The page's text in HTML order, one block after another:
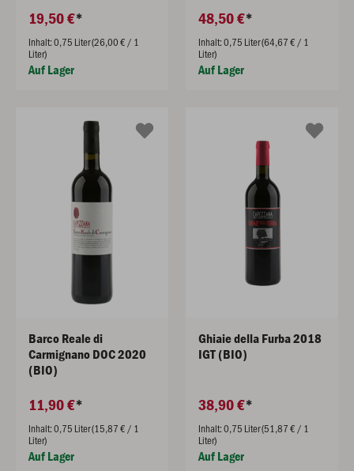
19,50 €
Inhalt: 0,75 Liter (26,00 € / 1
Liter)
Auf Lager
48,50 €
Inhalt: 0,75 Liter (64,67 € / 1
Liter)
Auf Lager
Barco Reale di
Carmignano DOC 2020
(BIO)
11,90 €
Inhalt: 0,75 Liter (15,87 € / 1
Liter)
Auf Lager
Ghiaie della Furba 2018
IGT (BIO)
38,90 €
Inhalt: 0,75 Liter (51,87 € / 1
Liter)
Auf Lager